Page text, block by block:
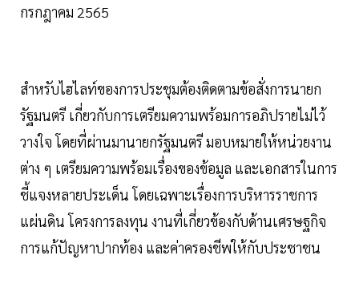
กรกฎาคม 2565
สำหรับไฮไลท์ของการประชุมต้องติดตามข้อสั่งการนายก
รัฐมนตรี เกี่ยวกับการเตรียมความพร้อมการอภิปรายไม่ไว้
วางใจ โดยที่ผ่านมานายกรัฐมนตรี มอบหมายให้หน่วยงาน
ต่าง ๆ เตรียมความพร้อมเรื่องของข้อมูล และเอกสารในการ
ชี้แจงหลายประเด็น โดยเฉพาะเรื่องการบริหารราชการ
แผ่นดิน โครงการลงทุน งานที่เกี่ยวข้องกับด้านเศรษฐกิจ
การแก้ปัญหาปากท้อง และค่าครองชีพให้กับประชาชน